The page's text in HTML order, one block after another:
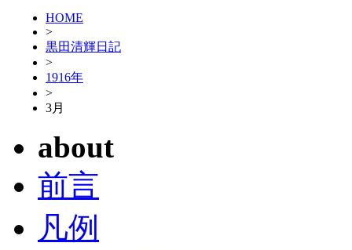
HOME
>
黒田清輝日記
>
1916年
>
3月
about
前言
凡例